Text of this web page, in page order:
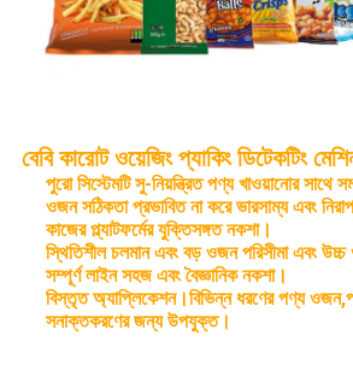
বেবি কারোট ওয়েজিং প্যাকিং ডিটেকটিং
পুরো সিস্টেমটি সু-নিয়ন্ত্রিত পণ্য খাওয়ানোর সাথে
ওজন সঠিকতা প্রভাবিত না করে ভারসাম্য এবং
কাজের প্ল্যাটফর্মের যুক্তিসঙ্গত নকশা।
স্থিতিশীল চলমান এবং বড় ওজন পরিসীমা এবং উচ্চ
সম্পূর্ণ লাইন সহজ এবং বৈজ্ঞানিক নকশা।
বিস্তৃত অ্যাপ্লিকেশন।বিভিন্ন ধরণের পণ্য
সনাক্তকরণের জন্য উপযুক্ত।